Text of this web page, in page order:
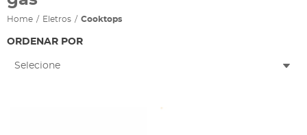
Home Eletros Cooktops
ORDENAR POR
Selecione